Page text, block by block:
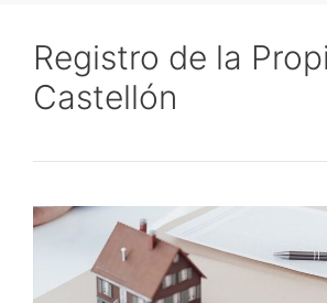
Registro de la
Castellón